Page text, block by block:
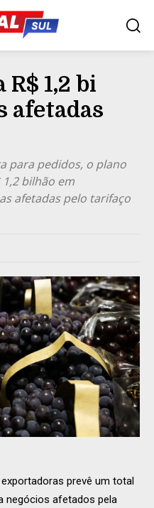
R$ 1,2 bi
afetadas
para pedidos, o plano
bilhão em
afetadas pelo tarifaço
prevê um total
negócios afetados pela